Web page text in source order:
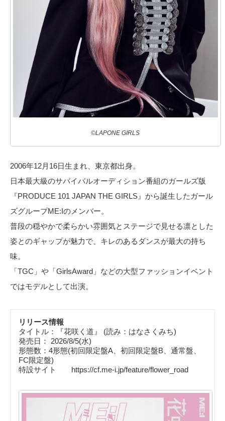
©LAPONE GIRLS
2006年12月16日生まれ、東京都出身。
日本最大級のサバイバルオーディション番組のガールズ版
『PRODUCE 101 JAPAN THE GIRLS』から誕生したガール
ズグループME:Iのメンバー。
普段の穏やかで柔らかい雰囲気とステージで見せる凛とした
姿とのギャップが魅力で、キレのあるダンスが最大の持ち
味。
「TGC」や「GirlsAward」などの大型ファッションイベント
ではモデルとして出演。
リリース情報
タイトル：『花咲く道』 (読み：はなさくみち)
発売日： 2026/8/5(水)
形態数：4形態(初回限定盤A、初回限定盤B、通常盤、
FC限定盤)
特設サイト https://cf.me-i.jp/feature/flower_road